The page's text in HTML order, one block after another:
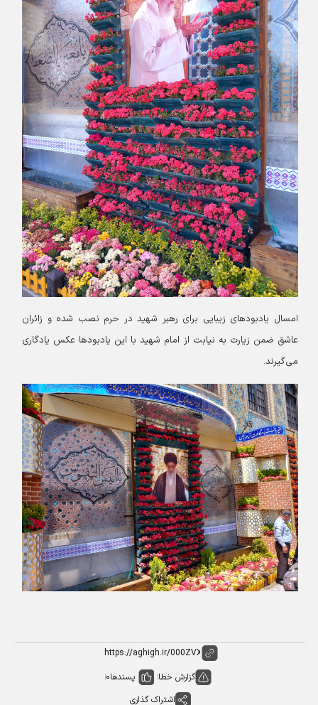
امسال یادبودهای زیبایی برای رهبر شهید در حرم نصب شده و زائران
عاشق ضمن زیارت به نیابت از امام شهید با این یادبودها عکس یادگاری
می‌گیرند‌.
گزارش خطا پسندها0
اشتراک گذاری